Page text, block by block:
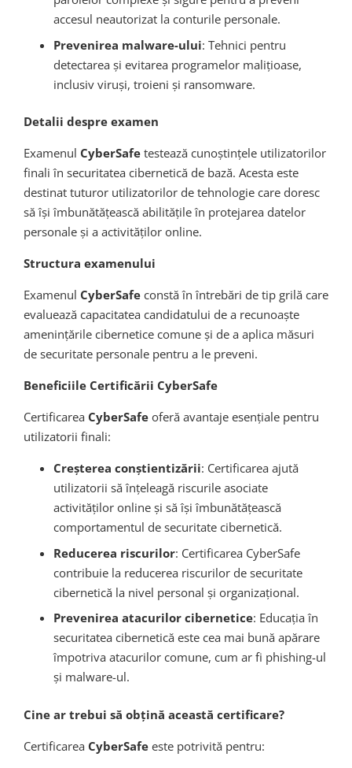
accesul neautorizat la conturile personale.
Prevenirea malware-ului: Tehnici pentru
detectarea și evitarea programelor malițioase,
inclusiv viruși, troieni și ransomware.
Detalii despre examen
Examenul CyberSafe testează cunoștințele utilizatorilor
finali în securitatea cibernetică de bază. Acesta este
destinat tuturor utilizatorilor de tehnologie care doresc
să își îmbunătățească abilitățile în protejarea datelor
personale și a activităților online.
Structura examenului
Examenul CyberSafe constă în întrebări de tip grilă care
evaluează capacitatea candidatului de a recunoaște
amenințările cibernetice comune și de a aplica măsuri
de securitate personale pentru a le preveni.
Beneficiile Certificării CyberSafe
Certificarea CyberSafe oferă avantaje esențiale pentru
utilizatorii finali:
Creșterea conștientizării: Certificarea ajută
utilizatorii să înțeleagă riscurile asociate
activităților online și să își îmbunătățească
comportamentul de securitate cibernetică.
Reducerea riscurilor: Certificarea CyberSafe
contribuie la reducerea riscurilor de securitate
cibernetică la nivel personal și organizațional.
Prevenirea atacurilor cibernetice: Educația în
securitatea cibernetică este cea mai bună apărare
împotriva atacurilor comune, cum ar fi phishing-ul
și malware-ul.
Cine ar trebui să obțină această certificare?
Certificarea CyberSafe este potrivită pentru: